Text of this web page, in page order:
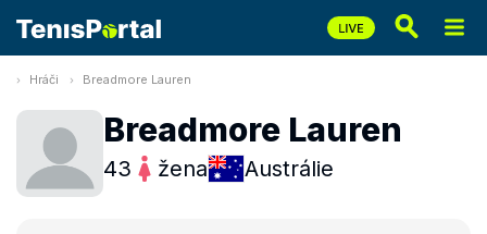
Hráči Breadmore Lauren
Breadmore Lauren
43 žena Austrálie